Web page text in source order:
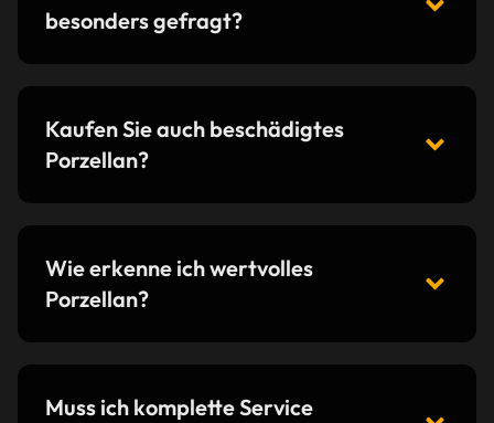
besonders gefragt?
Kaufen Sie auch beschädigtes
Porzellan?
Wie erkenne ich wertvolles
Porzellan?
Muss ich komplette Service